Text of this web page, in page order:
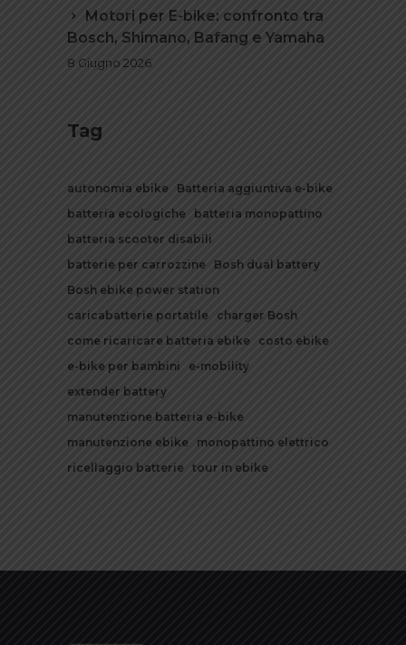
Motori per E-bike: confronto tra
Bosch, Shimano, Bafang e Yamaha
8 Giugno 2026
Tag
autonomia ebike
Batteria aggiuntiva e-bike
batteria ecologiche
batteria monopattino
batteria scooter disabili
batterie per carrozzine
Bosh dual battery
Bosh ebike power station
caricabatterie portatile
charger Bosh
come ricaricare batteria ebike
costo ebike
e-bike per bambini
e-mobility
extender battery
manutenzione batteria e-bike
manutenzione ebike
monopattino elettrico
ricellaggio batterie tour in ebike